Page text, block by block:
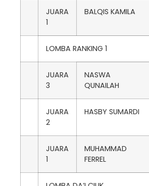
JUARA
1
BALQIS KAMILA
LOMBA RANKING 1
JUARA
3
NASWA
QUNAILAH
JUARA
2
HASBY SUMARDI
JUARA
1
MUHAMMAD
FERREL